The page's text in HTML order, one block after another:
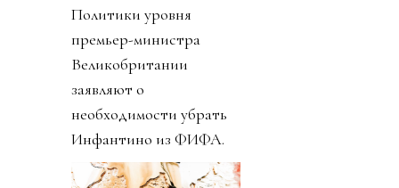
Политики уровня
премьер-министра
Великобритании
заявляют о
необходимости убрать
Инфантино из ФИФА.